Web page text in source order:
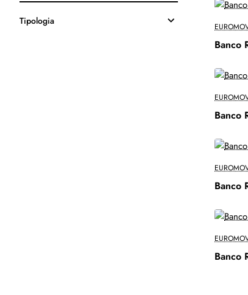
Tipologia
Banco
Banco
Banco
Banco